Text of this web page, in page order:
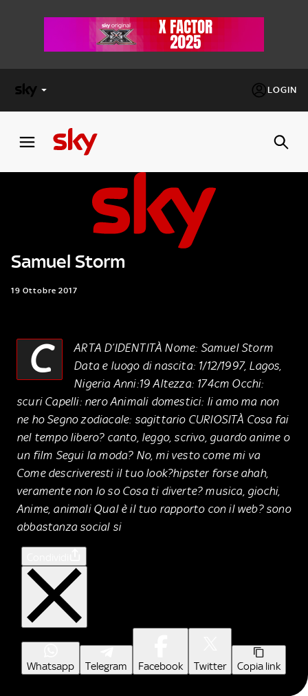
LOGIN
FACTOR
Cos’altro vedere:
PROGRAMMI SKY
SKY.IT
Samuel Storm
19 Ottobre 2017
C
ARTA D’IDENTITÀ Nome: Samuel Storm
Data e luogo di nascita: 1/12/1997, Lagos,
Nigeria Anni:19 Altezza: 174cm Occhi:
scuri Capelli: nero Animali domestici: li amo ma non
ne ho Segno zodiacale: sagittario CURIOSITÀ Cosa fai
nel tempo libero? canto, leggo, scrivo, guardo anime o
un film Segui la moda? No, mi vesto come mi va
Come descriveresti il tuo look?hipster forse ahah,
veramente non lo so Cosa ti diverte? musica, giochi,
Anime, animali Qual è il tuo rapporto con il web? sono
abbastanza social si
Whatsapp Telegram Facebook Twitter Copia link